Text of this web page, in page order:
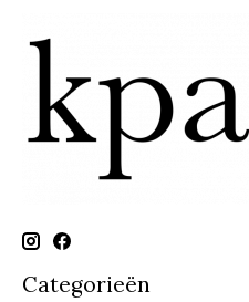
Categorieën